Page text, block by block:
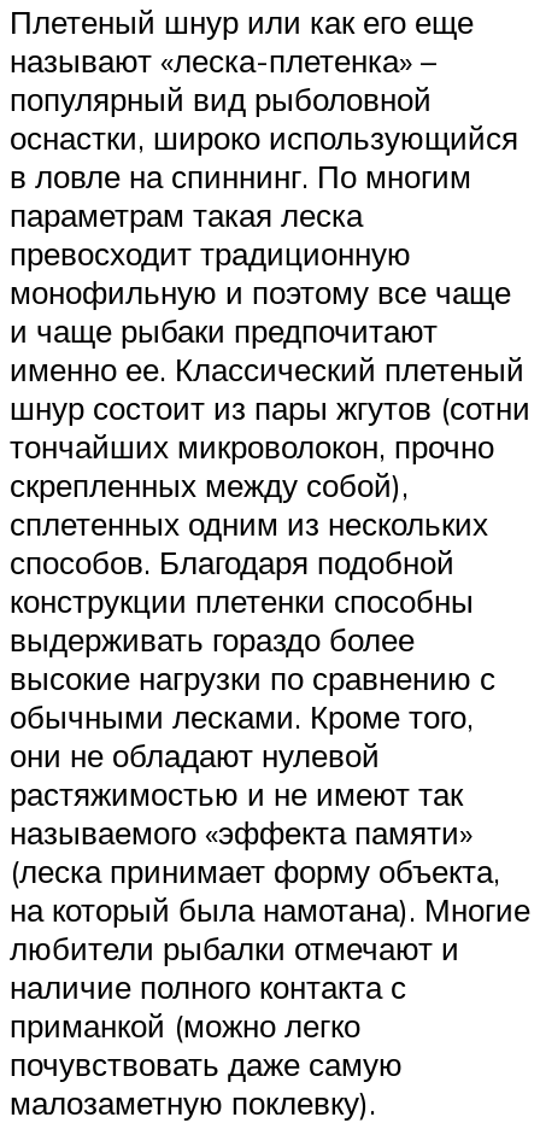
Плетеный шнур или как его еще
называют «леска-плетенка» –
популярный вид рыболовной
оснастки, широко использующийся
в ловле на спиннинг. По многим
параметрам такая леска
превосходит традиционную
монофильную и поэтому все чаще
и чаще рыбаки предпочитают
именно ее. Классический плетеный
шнур состоит из пары жгутов (сотни
тончайших микроволокон, прочно
скрепленных между собой),
сплетенных одним из нескольких
способов. Благодаря подобной
конструкции плетенки способны
выдерживать гораздо более
высокие нагрузки по сравнению с
обычными лесками. Кроме того,
они не обладают нулевой
растяжимостью и не имеют так
называемого «эффекта памяти»
(леска принимает форму объекта,
на который была намотана). Многие
любители рыбалки отмечают и
наличие полного контакта с
приманкой (можно легко
почувствовать даже самую
малозаметную поклевку).